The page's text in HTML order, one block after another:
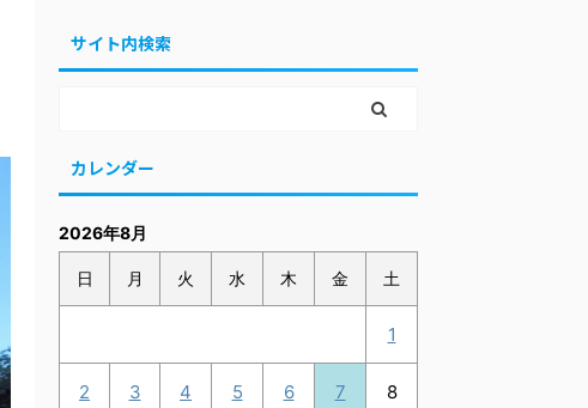
サイト内検索
カレンダー
2026年8月
日 月 火 水 木 金 土
1
2 3 4 5 6 7 8